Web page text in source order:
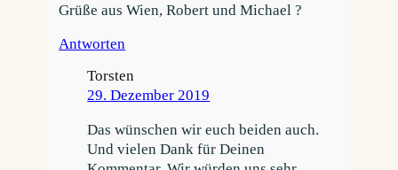
Grüße aus Wien, Robert und Michael ?
Antworten
Torsten
29. Dezember 2019
Das wünschen wir euch beiden auch.
Und vielen Dank für Deinen